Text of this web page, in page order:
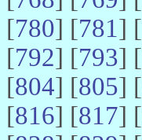
[780] [781] [
[792] [793] [
[804] [805] [
[816] [817] [